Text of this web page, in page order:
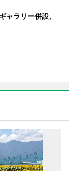
ラリー併設、